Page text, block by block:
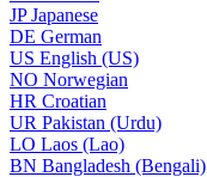
JPJapanese
DE German
US English (US)
NO Norwegian
HR Croatian
UR Pakistan (Urdu)
LO Laos (Lao)
BN Bangladesh (Bengali)